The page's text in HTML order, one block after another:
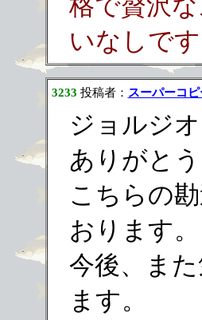
いなしです
3233 投稿者： スーパーコ
ジョルジ
ありがと
こちらの
おります。
今後、ま
ます。